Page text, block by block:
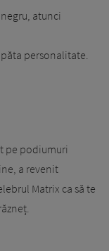
atunci
personalitate.
pe podiumuri
a revenit
Matrix ca să te